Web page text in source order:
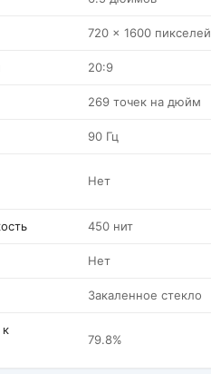
720 x 1600 пикселей
20:9
269 точек на дюйм
90 Гц
Нет
450 нит
Нет
Закаленное стекло
79.8%